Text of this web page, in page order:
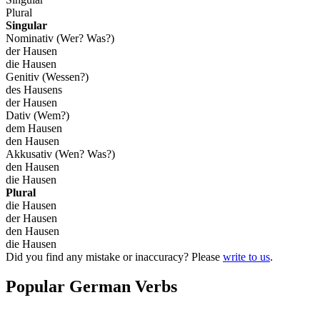
Plural
Singular
Nominativ (Wer? Was?)
der Hausen
die Hausen
Genitiv (Wessen?)
des Hausens
der Hausen
Dativ (Wem?)
dem Hausen
den Hausen
Akkusativ (Wen? Was?)
den Hausen
die Hausen
Plural
die Hausen
der Hausen
den Hausen
die Hausen
Did you find any mistake or inaccuracy? Please write to us.
Popular German Verbs